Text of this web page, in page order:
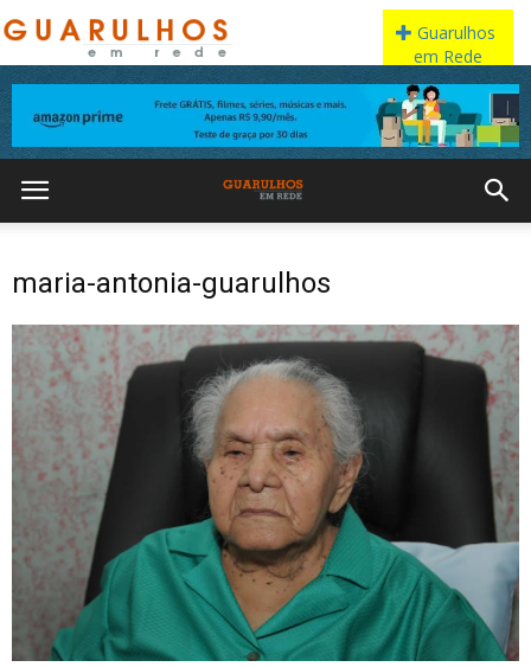
maria-antonia-guarulhos